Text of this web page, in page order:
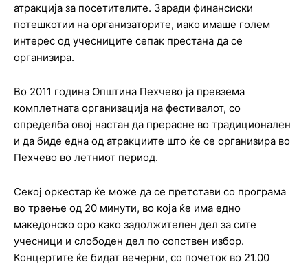
атракција за посетителите. Заради финансиски
потешкотии на организаторите, иако имаше голем
интерес од учесниците сепак престана да се
организира.
Во 2011 година Општина Пехчево ја превзема
комплетната организација на фестивалот, со
определба овој настан да прерасне во традиционален
и да биде една од атракциите што ќе се организира во
Пехчево во летниот период.
Секој оркестар ќе може да се претстави со програма
во траење од 20 минути, во која ќе има едно
македонско оро како задолжителен дел за сите
учесници и слободен дел по сопствен избор.
Концертите ќе бидат вечерни, со почеток во 21.00